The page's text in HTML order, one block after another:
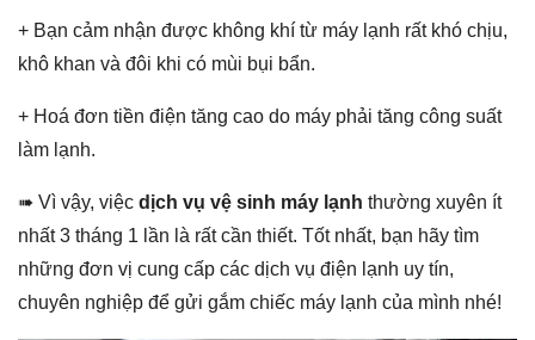
+ Bạn cảm nhận được không khí từ máy lạnh rất khó chịu,
khô khan và đôi khi có mùi bụi bẩn.
+ Hoá đơn tiền điện tăng cao do máy phải tăng công suất
làm lạnh.
➠ Vì vậy, việc dịch vụ vệ sinh máy lạnh thường xuyên ít
nhất 3 tháng 1 lần là rất cần thiết. Tốt nhất, bạn hãy tìm
những đơn vị cung cấp các dịch vụ điện lạnh uy tín,
chuyên nghiệp để gửi gắm chiếc máy lạnh của mình nhé!